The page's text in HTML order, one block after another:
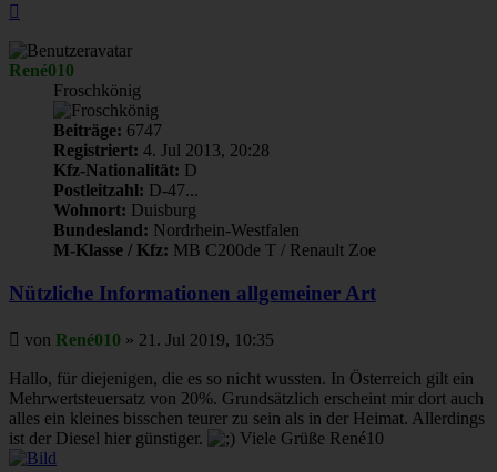
René010
Froschkönig
Beiträge: 6747
Registriert: 4. Jul 2013, 20:28
Kfz-Nationalität: D
Postleitzahl: D-47...
Wohnort: Duisburg
Bundesland: Nordrhein-Westfalen
M-Klasse / Kfz: MB C200de T / Renault Zoe
Nützliche Informationen allgemeiner Art
Beitrag
von René010 » 21. Jul 2019, 10:35
Hallo, für diejenigen, die es so nicht wussten. In Österreich gilt ein
Mehrwertsteuersatz von 20%. Grundsätzlich erscheint mir dort auch
alles ein kleines bisschen teurer zu sein als in der Heimat. Allerdings
ist der Diesel hier günstiger.
Viele Grüße René10